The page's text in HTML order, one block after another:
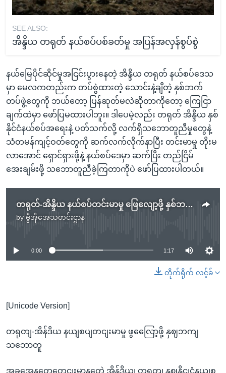
SEE ALSO:
အိန္ဒိယ တရုတ် နယ်စပ်ပစ်ခတ်မှု အပြန်အလှန်စွပ်စွဲ
နယ်မြေပိုင်ဆိုင်မှုအငြင်းပွားနေတဲ့ အိန္ဒိယ တရုတ် နယ်စပ်ဒေသ
မှာ မေလကတည်းက တပ်စွဲထားတဲ့ သောင်းနဲ့ချီတဲ့ နှစ်ဘက်
တပ်ဖွဲ့တွေကို ဘယ်တော့ ပြန်ဆုတ်မလဲဆိုတာကိုတော့ ကြေငြာ
ချက်ထဲမှာ ဖော်ပြမထားပါဘူး။ ဒါပေမဲ့လည်း တရုတ် အိန္ဒိယ နှစ်
နိုင်ငံနယ်စပ်အရေးနဲ့ ပတ်သက်လို့ လက်ရှိသဘောတူညီမှုတွေနဲ့
သံတမန်ကျင့်ဝတ်တွေကို ဆက်လက်လိုက်နာပြီး တင်းမာမှု တိုးမ
လာအောင် ရှောင်ရှားဖို့နဲ့ နယ်စပ်ဒေမှာ ဆက်ပြီး တည်ငြိမ်
အေးချမ်းဖို့ သဘောတူညီခဲ့ကြတာကိုပဲ ဖော်ပြထားပါတယ်။
တရုတ်-အိန္ဒိယ နယ်စပ်တင်းမာမှု ဖြေလျော့ဖို့ နှစ်ဘက်သဘောတူ
by ဗွီအိုအေသတင်းဌာန
No media source currently available
0:00 1:17
တိုက်ရိုက် လင့်ခ်
[Unicode Version]
တရုတျ-အိန်ဒိယ နယျစပျတငျးမာမှု ဖွလြေော့ဖို့ နှဈဘကျ
သဘောတူ
အခွအေနတှေတေငျးမာနတေဲ့ အိန်ဒိယ၊ တရုတျ နှဈနိုငျငံနယျစ